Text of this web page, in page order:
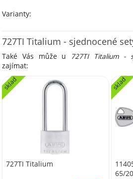
Varianty:
727TI Titalium - sjednocené
Také Vás může u
727TI Titalium -
zajímat:
727TI Titalium
sklad
65/
sklad